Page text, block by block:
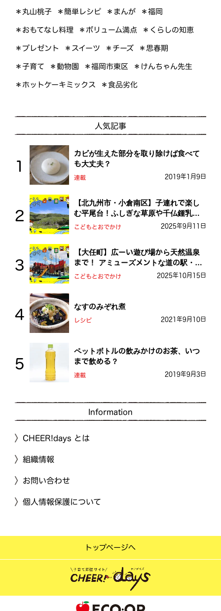
＊丸山桃子 ＊簡単レシピ ＊まんが ＊福岡
＊おもてなし料理 ＊ボリューム満点 ＊くらしの知恵
＊プレゼント ＊スイーツ ＊チーズ ＊思春期
＊子育て ＊動物園 ＊福岡市東区 ＊けんちゃん先生
＊ホットケーキミックス ＊食品劣化
人気記事
カビが生えた部分を取り除けば食べて
も大丈夫？
連載 2019年1月9日
【北九州市・小倉南区】子連れで楽し
む平尾台！ふしぎな草原や千仏鍾乳洞
を探検しよう！
こどもとおでかけ 2025年9月11日
【大任町】広ーい遊び場から天然温泉
まで！ アミューズメントな道の駅・お
おとう桜街道
こどもとおでかけ 2025年10月15日
なすのみぞれ煮
レシピ 2021年9月10日
ペットボトルの飲みかけのお茶、いつ
まで飲める？
連載 2019年9月3日
Information
CHEER!days とは
組織情報
お問い合わせ
個人情報保護について
トップページへ